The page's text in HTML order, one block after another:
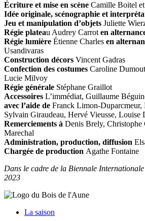
Écriture et mise en scène Camille Boitel
Idée originale, scénographie et
Jeu et manipulation d’objets Juliette
Régie plateau Audrey Carrot en
Régie lumière Étienne Charles en
Usandivaras
Construction décors Vincent Gadras
Confection des costumes Caroline
Lucie Milvoy
Régie générale Stéphane Graillot
Accessoires L’immédiat, Guillaume
avec l’aide de Franck Limon-Duparcmeur,
Sylvain Giraudeau, Hervé Vieusse, Louise
Remerciements à Denis Brely, Christophe
Marechal
Administration, production, diffusion
Chargée de production Agathe Fontaine
Dans le cadre de la Biennale
2023
La saison